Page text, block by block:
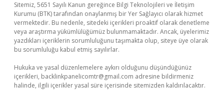
Sitemiz, 5651 Sayılı Kanun gereğince Bilgi Teknolojileri ve İletişim
Kurumu (BTK) tarafından onaylanmış bir Yer Sağlayıcı olarak hizmet
vermektedir. Bu nedenle, sitedeki içerikleri proaktif olarak denetleme
veya araştırma yükümlülüğümüz bulunmamaktadır. Ancak, üyelerimiz
yazdıkları içeriklerin sorumluluğunu taşımakta olup, siteye üye olarak
bu sorumluluğu kabul etmiş sayılırlar.
Hukuka ve yasal düzenlemelere aykırı olduğunu düşündüğünüz
içerikleri, backlinkpanelicomtr@gmail.com adresine bildirmeniz
halinde, ilgili içerikler yasal süre içerisinde sitemizden kaldırılacaktır.